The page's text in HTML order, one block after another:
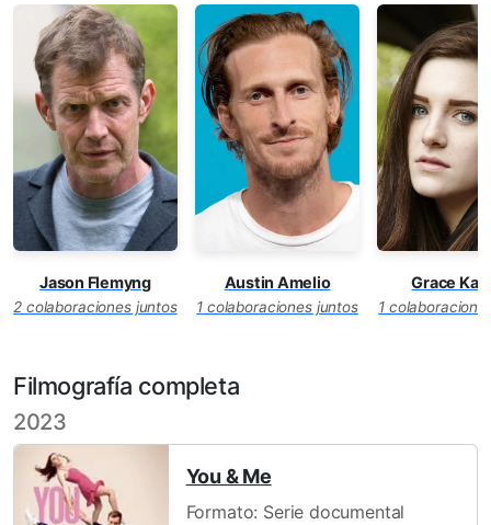
Jason Flemyng
2 colaboraciones juntos
Austin Amelio
1 colaboraciones juntos
Grace
1
Filmografía completa
2023
You & Me
Formato: Serie documental